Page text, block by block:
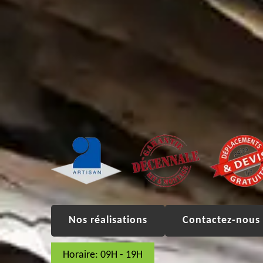
Nos réalisations Contactez-nous
Horaire: 09H - 19H